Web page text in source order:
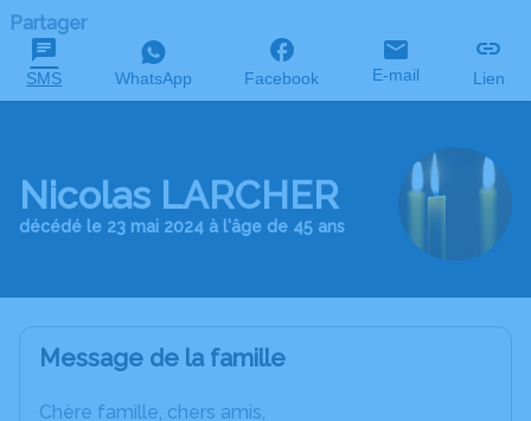
Partager
SMS WhatsApp Facebook E-mail Lien
Nicolas LARCHER
décédé le 23 mai 2024 à l'âge de 45 ans
Message de la famille
Chère famille, chers amis,